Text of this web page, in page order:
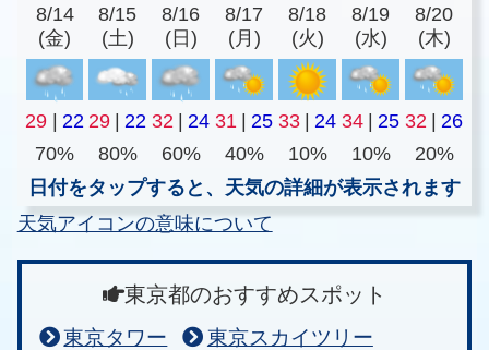
8/14
(金)
8/15
(土)
8/16
(日)
8/17
(月)
8/18
(火)
8/19
(水)
8/20
(木)
29 22 29 22 32 24 31 25 33 24 34 25 32
26
70%
80% 60% 40% 10% 10%
20%
日付をタップすると、天気の詳細が表示されます
天気アイコンの意味について
東京都のおすすめスポット
東京タワー
東京スカイツリー